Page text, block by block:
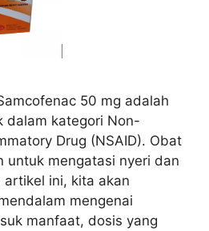
50 mg adalah
dalam kategori Non-
Drug (NSAID). Obat
untuk mengatasi nyeri dan
artikel ini, kita akan
mengenai
manfaat, dosis yang